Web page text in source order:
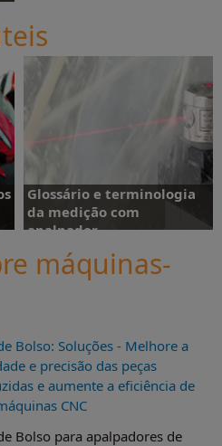
Glossário e terminologia
da medição com
apalpador
máquinas-
Bolso: Soluções - Melhore a
e precisão das peças
e aumente a eficiência de
CNC
Bolso para apalpadores de